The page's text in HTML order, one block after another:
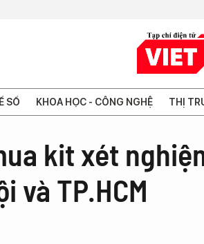
SỐ KHOA HỌC - CÔNG NGHỆ THỊ
kit xét
và TP.HCM